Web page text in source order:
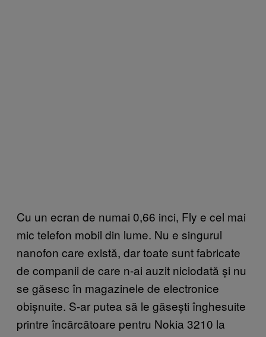
Cu un ecran de numai 0,66 inci, Fly e cel mai
mic telefon mobil din lume. Nu e singurul
nanofon care există, dar toate sunt fabricate
de companii de care n-ai auzit niciodată și nu
se găsesc în magazinele de electronice
obișnuite. S-ar putea să le găsești înghesuite
printre încărcătoare pentru Nokia 3210 la